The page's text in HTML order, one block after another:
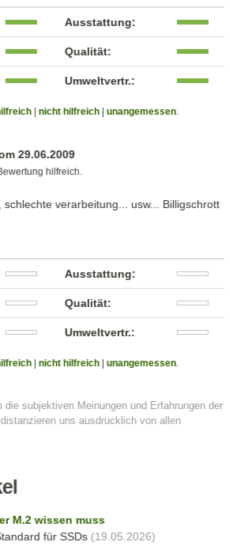
Ausstattung:
Qualität:
Umweltvertr.:
|nicht hilfreich |unangemessen.
29.06.2009
hilfreich.
verarbeitung... usw... Billigschrott
Ausstattung:
Qualität:
Umweltvertr.:
|nicht hilfreich |unangemessen.
die subjektiven Meinungen und Erfahrungen der
uns ausdrücklich von allen
M.2 wissen muss
für SSDs(19.05.2026)